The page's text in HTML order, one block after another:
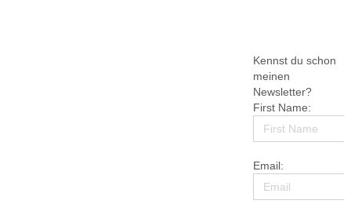
Kennst du schon
meinen
Newsletter?
First Name:
Email: